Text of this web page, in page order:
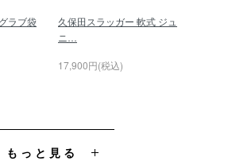
ラブ袋
久保田スラッガー 軟式 ジュ
ニ…
17,900円(税込)
もっと見る